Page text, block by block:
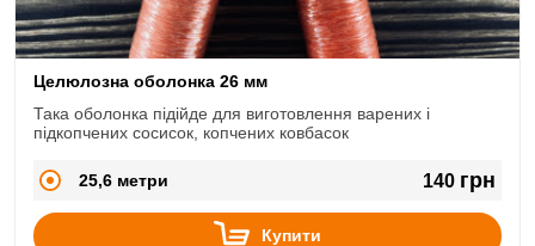
Целюлозна оболонка 26 мм
Така оболонка підійде для виготовлення варених і
підкопчених сосисок, копчених ковбасок
25,6 метри 140 грн
Купити